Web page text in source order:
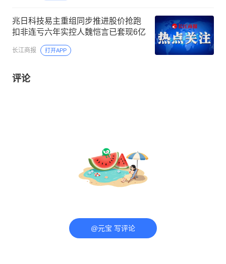
兆日科技易主重组同步推进股价抢跑
扣非连亏六年实控人魏恺言已套现6亿
长江商报 打开APP
评论
@元宝 写评论